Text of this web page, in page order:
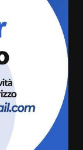
e la prima
di
in